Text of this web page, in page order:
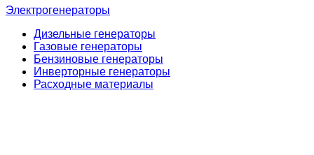
Электрогенераторы
Дизельные генераторы
Газовые генераторы
Бензиновые генераторы
Инверторные генераторы
Расходные материалы